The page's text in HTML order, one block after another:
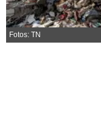
Fúnebres
Clasificados
Fotos: TN